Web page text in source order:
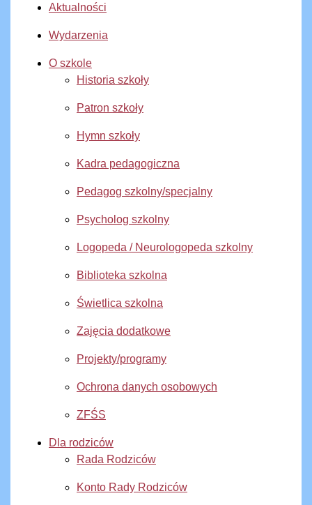
Aktualności
Wydarzenia
O szkole
Historia szkoły
Patron szkoły
Hymn szkoły
Kadra pedagogiczna
Pedagog szkolny/specjalny
Psycholog szkolny
Logopeda / Neurologopeda szkolny
Biblioteka szkolna
Świetlica szkolna
Zajęcia dodatkowe
Projekty/programy
Ochrona danych osobowych
ZFŚS
Dla rodziców
Rada Rodziców
Konto Rady Rodziców